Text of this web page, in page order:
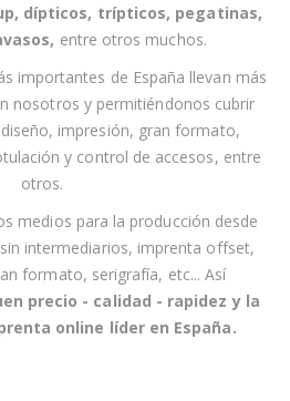
dípticos, trípticos, pegatinas,
, entre otros muchos.
importantes de España llevan más
nosotros y permitiéndonos cubrir
diseño, impresión, gran formato,
y control de accesos, entre
otros.
medios para la producción desde
intermediarios, imprenta offset,
formato, serigrafía, etc... Así
precio - calidad - rapidezy la
online líder en España.